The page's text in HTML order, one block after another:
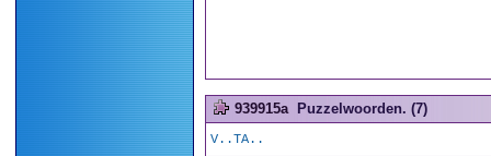
939915a Puzzelwoorden. (7)
V..TA..